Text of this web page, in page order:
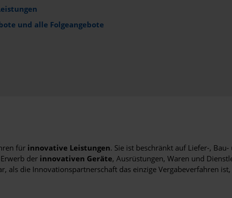
und alle Folgeangebote
für innovative Leistungen. Sie ist beschränkt auf Liefer-,
der innovativen Geräte, Ausrüstungen, Waren und
als die Innovationspartnerschaft das einzige Vergabeverfahren